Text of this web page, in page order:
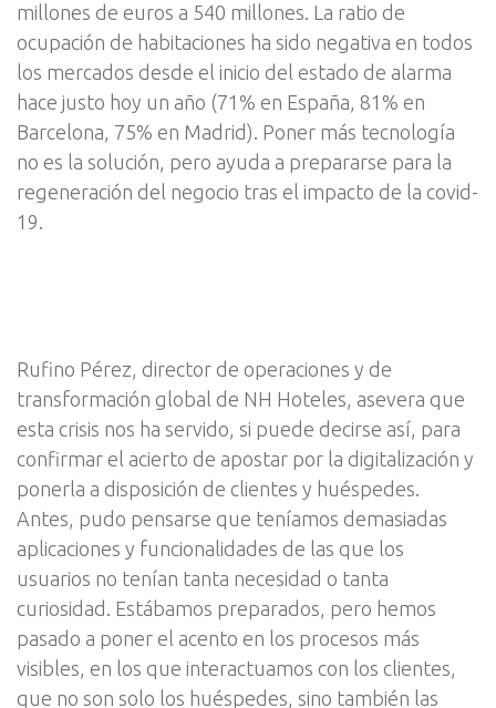
millones de euros a 540 millones. La ratio de
ocupación de habitaciones ha sido negativa en todos
los mercados desde el inicio del estado de alarma
hace justo hoy un año (71% en España, 81% en
Barcelona, 75% en Madrid). Poner más tecnología
no es la solución, pero ayuda a prepararse para la
regeneración del negocio tras el impacto de la covid-
19.
Rufino Pérez, director de operaciones y de
transformación global de NH Hoteles, asevera que
esta crisis nos ha servido, si puede decirse así, para
confirmar el acierto de apostar por la digitalización y
ponerla a disposición de clientes y huéspedes.
Antes, pudo pensarse que teníamos demasiadas
aplicaciones y funcionalidades de las que los
usuarios no tenían tanta necesidad o tanta
curiosidad. Estábamos preparados, pero hemos
pasado a poner el acento en los procesos más
visibles, en los que interactuamos con los clientes,
que no son solo los huéspedes, sino también las